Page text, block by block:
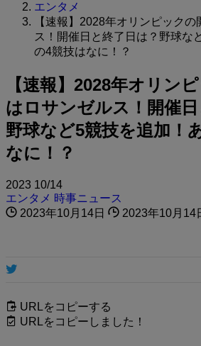
エンタメ
【速報】2028年オリンピック
ス！開催日と終了日は？野球な
の4競技はなに！？
【速報】2028年オリン
はロサンゼルス！開催日
野球など5競技を追加！
なに！？
2023 10/14
エンタメ 時事ニュース
2023年10月14日
2023年10月14
URLをコピーする
URLをコピーしました！